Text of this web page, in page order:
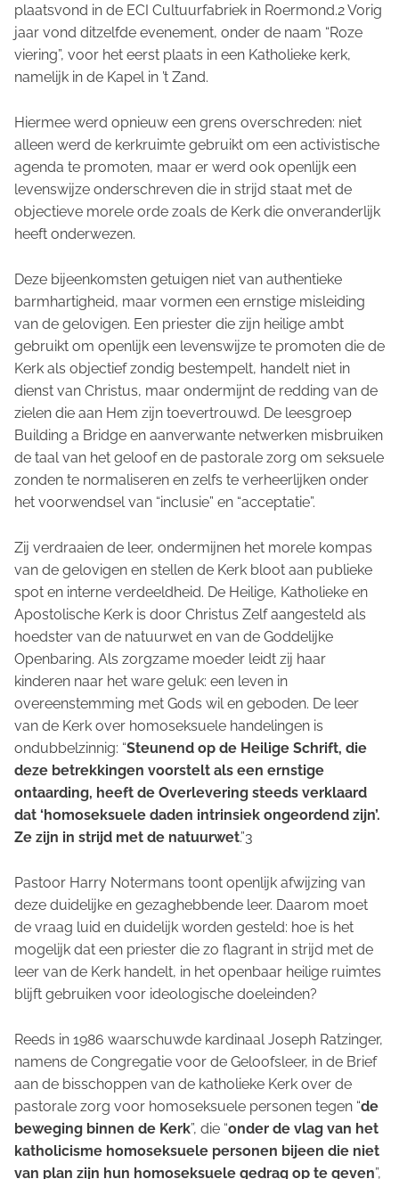
plaatsvond in de ECI Cultuurfabriek in Roermond.2 Vorig
jaar vond ditzelfde evenement, onder de naam “Roze
viering”, voor het eerst plaats in een Katholieke kerk,
namelijk in de Kapel in ’t Zand.
Hiermee werd opnieuw een grens overschreden: niet
alleen werd de kerkruimte gebruikt om een activistische
agenda te promoten, maar er werd ook openlijk een
levenswijze onderschreven die in strijd staat met de
objectieve morele orde zoals de Kerk die onveranderlijk
heeft onderwezen.
Deze bijeenkomsten getuigen niet van authentieke
barmhartigheid, maar vormen een ernstige misleiding
van de gelovigen. Een priester die zijn heilige ambt
gebruikt om openlijk een levenswijze te promoten die de
Kerk als objectief zondig bestempelt, handelt niet in
dienst van Christus, maar ondermijnt de redding van de
zielen die aan Hem zijn toevertrouwd. De leesgroep
Building a Bridge en aanverwante netwerken misbruiken
de taal van het geloof en de pastorale zorg om seksuele
zonden te normaliseren en zelfs te verheerlijken onder
het voorwendsel van “inclusie” en “acceptatie”.
Zij verdraaien de leer, ondermijnen het morele kompas
van de gelovigen en stellen de Kerk bloot aan publieke
spot en interne verdeeldheid. De Heilige, Katholieke en
Apostolische Kerk is door Christus Zelf aangesteld als
hoedster van de natuurwet en van de Goddelijke
Openbaring. Als zorgzame moeder leidt zij haar
kinderen naar het ware geluk: een leven in
overeenstemming met Gods wil en geboden. De leer
van de Kerk over homoseksuele handelingen is
ondubbelzinnig: “Steunend op de Heilige Schrift, die
deze betrekkingen voorstelt als een ernstige
ontaarding, heeft de Overlevering steeds verklaard
dat ‘homoseksuele daden intrinsiek ongeordend zijn’.
Ze zijn in strijd met de natuurwet.”3
Pastoor Harry Notermans toont openlijk afwijzing van
deze duidelijke en gezaghebbende leer. Daarom moet
de vraag luid en duidelijk worden gesteld: hoe is het
mogelijk dat een priester die zo flagrant in strijd met de
leer van de Kerk handelt, in het openbaar heilige ruimtes
blijft gebruiken voor ideologische doeleinden?
Reeds in 1986 waarschuwde kardinaal Joseph Ratzinger,
namens de Congregatie voor de Geloofsleer, in de Brief
aan de bisschoppen van de katholieke Kerk over de
pastorale zorg voor homoseksuele personen tegen “de
beweging binnen de Kerk”, die “onder de vlag van het
katholicisme homoseksuele personen bijeen die niet
van plan zijn hun homoseksuele gedrag op te geven”,